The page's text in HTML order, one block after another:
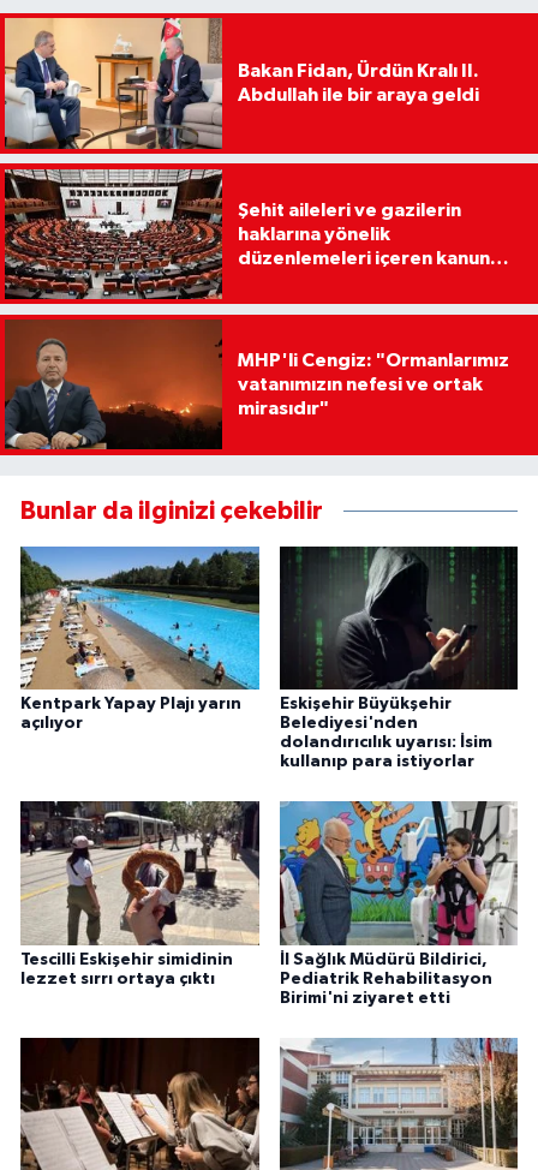
Bakan Fidan, Ürdün Kralı II.
Abdullah ile bir araya geldi
Şehit aileleri ve gazilerin
haklarına yönelik
düzenlemeleri içeren kanun
Komisyonunda
MHP'li Cengiz: "Ormanlarımız
vatanımızın nefesi ve ortak
mirasıdır"
Bunlar da ilginizi çekebilir
Kentpark Yapay Plajı yarın
açılıyor
Eskişehir Büyükşehir
Belediyesi'nden
dolandırıcılık uyarısı: İsim
kullanıp para istiyorlar
Tescilli Eskişehir simidinin
lezzet sırrı ortaya çıktı
İl Sağlık Müdürü Bildirici,
Pediatrik Rehabilitasyon
Birimi'ni ziyaret etti